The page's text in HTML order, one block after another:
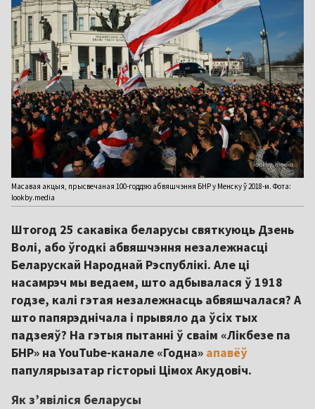
Масавая акцыя, прысвечаная 100-годдзю абвяшчэння БНР у Менску ў 2018-м. Фота:
lookby.media
Штогод 25 сакавіка беларусы святкуюць Дзень
Волі, або ўгодкі абвяшчэння незалежнасці
Беларускай Народнай Рэспублікі. Але ці
насамрэч мы ведаем, што адбывалася ў 1918
годзе, калі гэтая незалежнасць абвяшчалася? А
што папярэднічала і прывяло да ўсіх тых
падзеяў? На гэтыя пытанні ў сваім «Лікбезе па
БНР» на YouTube-канале «Годна» апавёў
папулярызатар гісторыі Цімох Акудовіч.
Як з’явіліся беларусы